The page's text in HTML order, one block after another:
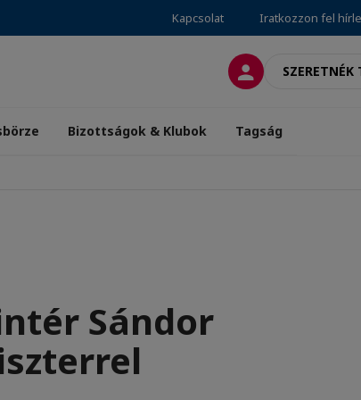
Kapcsolat Iratkozzon fel
BELÉPÉS
Bizottságok & Klubok Tagság
Sándor